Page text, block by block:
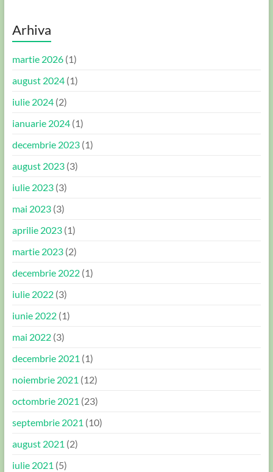
Arhiva
martie 2026(1)
august 2024(1)
iulie 2024(2)
ianuarie 2024(1)
decembrie 2023(1)
august 2023(3)
iulie 2023(3)
mai 2023(3)
aprilie 2023(1)
martie 2023(2)
decembrie 2022(1)
iulie 2022(3)
iunie 2022(1)
mai 2022(3)
decembrie 2021 (1)
noiembrie 2021 (12)
octombrie 2021 (23)
septembrie 2021 (10)
august 2021 (2)
iulie 2021 (5)